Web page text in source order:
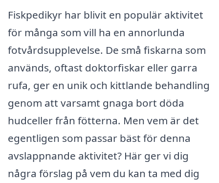
Fiskpedikyr har blivit en populär aktivitet
för många som vill ha en annorlunda
fotvårdsupplevelse. De små fiskarna som
används, oftast doktorfiskar eller garra
rufa, ger en unik och kittlande behandling
genom att varsamt gnaga bort döda
hudceller från fötterna. Men vem är det
egentligen som passar bäst för denna
avslappnande aktivitet? Här ger vi dig
några förslag på vem du kan ta med dig